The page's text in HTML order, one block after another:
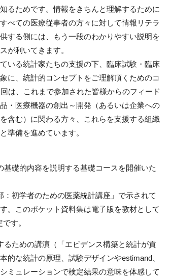
るためです。情報をきちんと理解するために
べての医療従事者の方々に対して情報リテラ
する側には、もう一段のわかりやすい説明を
が利いてきます。
いる統計家たちの支援の下、臨床試験・臨床
に、統計的コンセプトをご理解頂くためのコ
は、これまで参加された皆様からのフィード
・医療機器の創出～開発（あるいは企業への
含む）に関わる方々、これらを支援する組織
準備を進めています。
礎的内容を説明する基礎コースを開催いた
初学者のための医薬統計講座」で示されて
。このポケット資料集は電子版を教材として
す。
ための講演（「エビデンス構築と統計が貢
的な統計の原理、試験デザインやestimand、
ミュレーションで検定結果の意味を体感して